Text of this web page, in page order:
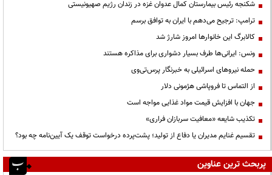
شکنجه رئیس بیمارستان کمال عدوان غزه در زندان رژیم صهیونیستی
ترامپ: ترجیح می‌دهم با ایران به توافق برسم
کالابرگ این خانوارها امروز شارژ شد
ونس: ایرانی‌ها طرف بسیار دشواری برای مذاکره هستند
حمله نیروهای اسرائیلی به خبرنگار پرس‌تی‌وی
از التماس تا فروپاشی هژمونی دلار
جهان با افزایش قیمت مواد غذایی مواجه است
تکذیب شایعه «معافیت سربازان فراری»
تقسیم غنایم مدیران یا دفاع از تولید؛ پشت‌پرده درخواست توقف یک آیین‌نامه چه بود؟
پربحث ترین عناوین